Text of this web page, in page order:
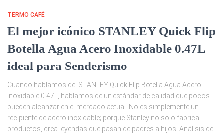
TERMO CAFÉ
El mejor icónico STANLEY Quick Flip
Botella Agua Acero Inoxidable 0.47L
ideal para Senderismo
Cuando hablamos del STANLEY Quick Flip Botella Agua Acero
Inoxidable 0.47L, hablamos de un estándar de calidad que pocos
pueden alcanzar en el mercado actual. No es simplemente un
recipiente de acero inoxidable; porque Stanley no solo fabrica
productos, crea leyendas que pasan de padres a hijos. Análisis del